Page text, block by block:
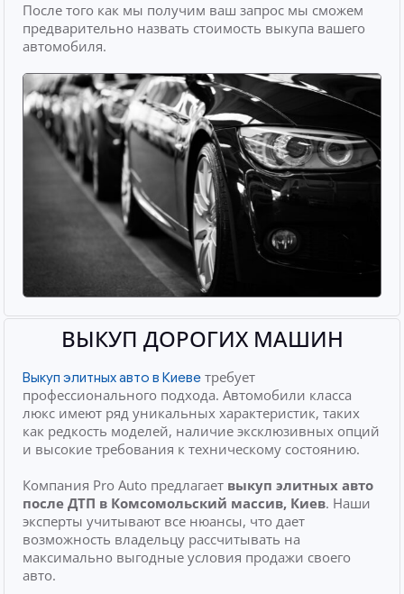
После того как мы получим ваш запрос мы сможем
предварительно назвать стоимость выкупа вашего
автомобиля.
ВЫКУП ДОРОГИХ МАШИН
Выкуп элитных авто в Киеве требует
профессионального подхода. Автомобили класса
люкс имеют ряд уникальных характеристик, таких
как редкость моделей, наличие эксклюзивных опций
и высокие требования к техническому состоянию.
Компания Pro Auto предлагает выкуп элитных авто
после ДТП в Комсомольский массив, Киев. Наши
эксперты учитывают все нюансы, что дает
возможность владельцу рассчитывать на
максимально выгодные условия продажи своего
авто.